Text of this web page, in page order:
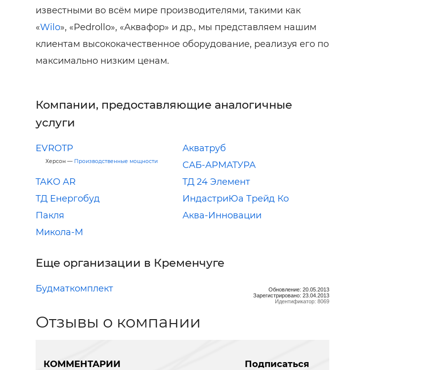
известными во всём мире производителями, такими как
«Wilo», «Pedrollo», «Аквафор» и др., мы представляем нашим
клиентам высококачественное оборудование, реализуя его по
максимально низким ценам.
Компании, предоставляющие аналогичные
услуги
EVROTP
Херсон — Производственные мощности
Акватруб
САБ-АРМАТУРА
TAKO AR
ТД 24 Элемент
ТД Енергобуд
ИндастриЮа Трейд Ко
Пакля
Аква-Инновации
Микола-М
Еще организации в Кременчуге
Будматкомплект
Обновление: 20.05.2013
Зарегистрировано: 23.04.2013
Идентификатор: 8069
Отзывы о компании
КОММЕНТАРИИ
Подписаться